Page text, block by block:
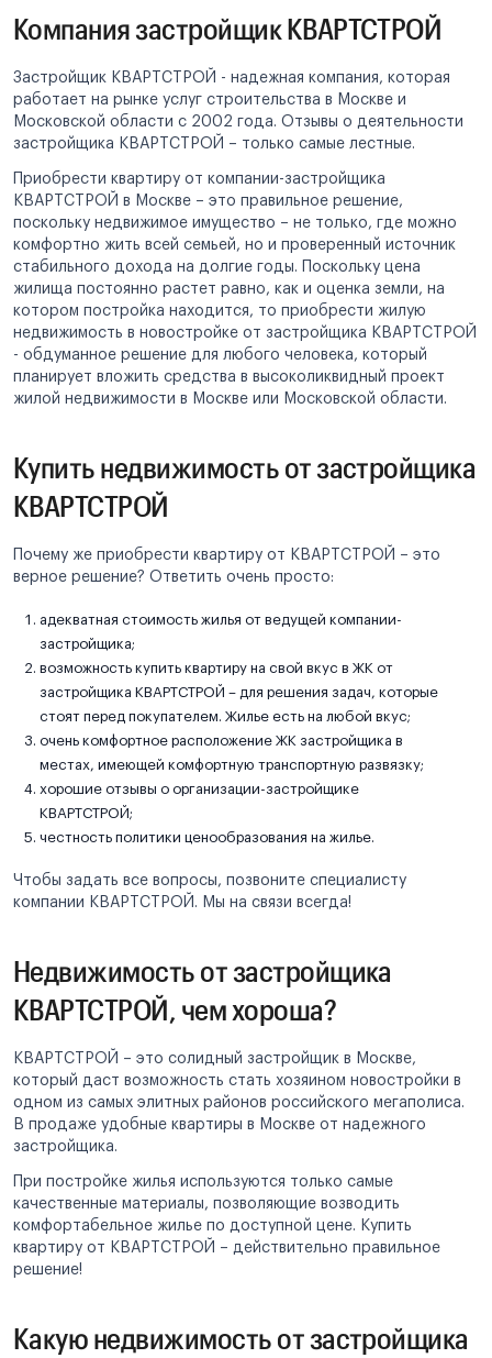
Компания застройщик КВАРТСТРОЙ
Застройщик КВАРТСТРОЙ - надежная компания, которая
работает на рынке услуг строительства в Москве и
Московской области с 2002 года. Отзывы о деятельности
застройщика КВАРТСТРОЙ – только самые лестные.
Приобрести квартиру от компании-застройщика
КВАРТСТРОЙ в Москве – это правильное решение,
поскольку недвижимое имущество – не только, где можно
комфортно жить всей семьей, но и проверенный источник
стабильного дохода на долгие годы. Поскольку цена
жилища постоянно растет равно, как и оценка земли, на
котором постройка находится, то приобрести жилую
недвижимость в новостройке от застройщика КВАРТСТРОЙ
- обдуманное решение для любого человека, который
планирует вложить средства в высоколиквидный проект
жилой недвижимости в Москве или Московской области.
Купить недвижимость от застройщика
КВАРТСТРОЙ
Почему же приобрести квартиру от КВАРТСТРОЙ – это
верное решение? Ответить очень просто:
адекватная стоимость жилья от ведущей компании-
застройщика;
возможность купить квартиру на свой вкус в ЖК от
застройщика КВАРТСТРОЙ – для решения задач, которые
стоят перед покупателем. Жилье есть на любой вкус;
очень комфортное расположение ЖК застройщика в
местах, имеющей комфортную транспортную развязку;
хорошие отзывы о организации-застройщике
КВАРТСТРОЙ;
честность политики ценообразования на жилье.
Чтобы задать все вопросы, позвоните специалисту
компании КВАРТСТРОЙ. Мы на связи всегда!
Недвижимость от застройщика
КВАРТСТРОЙ, чем хороша?
КВАРТСТРОЙ – это солидный застройщик в Москве,
который даст возможность стать хозяином новостройки в
одном из самых элитных районов российского мегаполиса.
В продаже удобные квартиры в Москве от надежного
застройщика.
При постройке жилья используются только самые
качественные материалы, позволяющие возводить
комфортабельное жилье по доступной цене. Купить
квартиру от КВАРТСТРОЙ – действительно правильное
решение!
Какую недвижимость от застройщика